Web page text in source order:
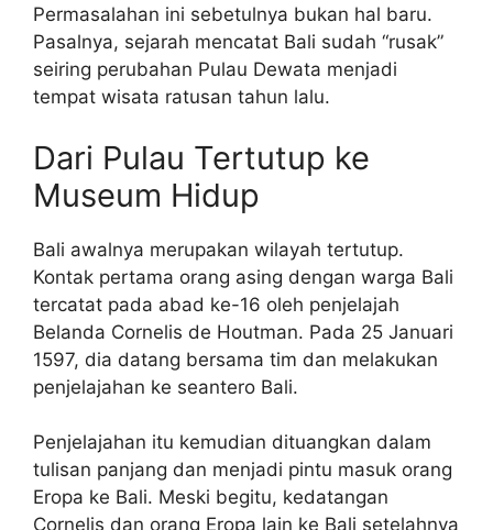
Permasalahan ini sebetulnya bukan hal baru.
Pasalnya, sejarah mencatat Bali sudah “rusak”
seiring perubahan Pulau Dewata menjadi
tempat wisata ratusan tahun lalu.
Dari Pulau Tertutup ke
Museum Hidup
Bali awalnya merupakan wilayah tertutup.
Kontak pertama orang asing dengan warga Bali
tercatat pada abad ke-16 oleh penjelajah
Belanda Cornelis de Houtman. Pada 25 Januari
1597, dia datang bersama tim dan melakukan
penjelajahan ke seantero Bali.
Penjelajahan itu kemudian dituangkan dalam
tulisan panjang dan menjadi pintu masuk orang
Eropa ke Bali. Meski begitu, kedatangan
Cornelis dan orang Eropa lain ke Bali setelahnya